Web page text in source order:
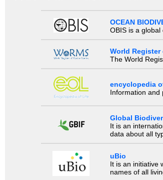
OCEAN
OBIS is a
World Register
The World
encyclopedia
Information and
Global
It is an
data about all
uBio
It is an initiative
names of all